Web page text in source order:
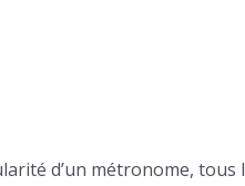
d’un métronome, tous